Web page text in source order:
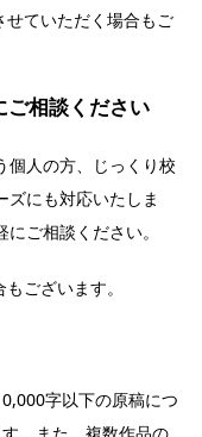
ていただく場合もご
ご相談ください
個人の方、じっくり校
ズにも対応いたしま
ご相談ください。
ございます。
字以下の原稿につ